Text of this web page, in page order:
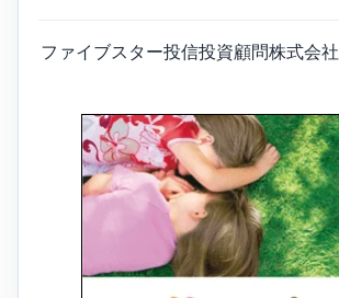
ファイブスター投信投資顧問株式会社